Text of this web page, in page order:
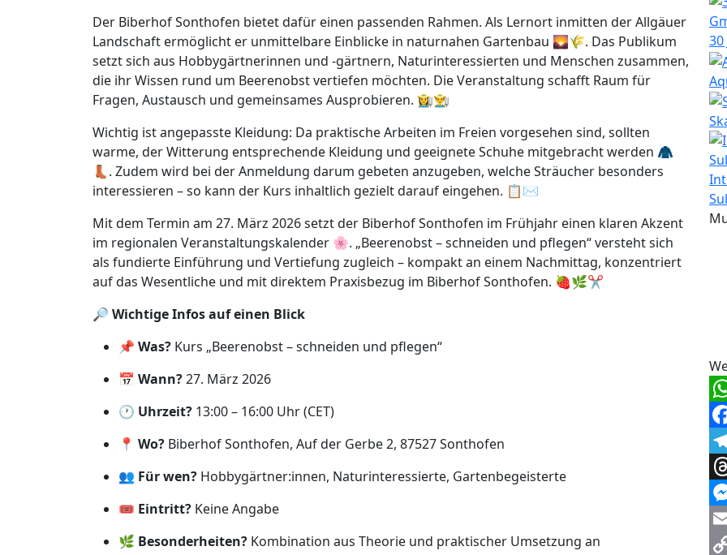
Der Biberhof Sonthofen bietet dafür einen passenden Rahmen. Als Lernort inmitten der Allgäuer
Landschaft ermöglicht er unmittelbare Einblicke in naturnahen Gartenbau 🌄🌾. Das Publikum
setzt sich aus Hobbygärtnerinnen und -gärtnern, Naturinteressierten und Menschen zusammen,
die ihr Wissen rund um Beerenobst vertiefen möchten. Die Veranstaltung schafft Raum für
Fragen, Austausch und gemeinsames Ausprobieren. 👩‍🌾👨‍🌾
Wichtig ist angepasste Kleidung: Da praktische Arbeiten im Freien vorgesehen sind, sollten
warme, der Witterung entsprechende Kleidung und geeignete Schuhe mitgebracht werden 🧥
👢. Zudem wird bei der Anmeldung darum gebeten anzugeben, welche Sträucher besonders
interessieren – so kann der Kurs inhaltlich gezielt darauf eingehen. 📋✉️
Mit dem Termin am 27. März 2026 setzt der Biberhof Sonthofen im Frühjahr einen klaren Akzent
im regionalen Veranstaltungskalender 🌸. „Beerenobst – schneiden und pflegen“ versteht sich
als fundierte Einführung und Vertiefung zugleich – kompakt an einem Nachmittag, konzentriert
auf das Wesentliche und mit direktem Praxisbezug im Biberhof Sonthofen. 🍓🌿✂️
🔎 Wichtige Infos auf einen Blick
📌 Was? Kurs „Beerenobst – schneiden und pflegen“
📅 Wann?27. März 2026
🕐 Uhrzeit? 13:00 – 16:00 Uhr (CET)
📍 Wo? Biberhof Sonthofen, Auf der Gerbe 2, 87527 Sonthofen
👥 Für wen? Hobbygärtner:innen, Naturinteressierte, Gartenbegeisterte
🎟️ Eintritt? Keine Angabe
🌿 Besonderheiten? Kombination aus Theorie und praktischer Umsetzung an